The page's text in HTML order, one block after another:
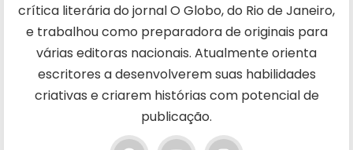
crítica literária do jornal O Globo, do Rio de Janeiro,
e trabalhou como preparadora de originais para
várias editoras nacionais. Atualmente orienta
escritores a desenvolverem suas habilidades
criativas e criarem histórias com potencial de
publicação.